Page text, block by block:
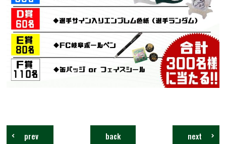
next
back
prev